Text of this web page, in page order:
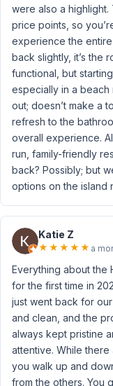
were also a
price points, so
experience the entire
back slightly, it’s the
functional, but
especially in a beach
out; doesn’t make a
refresh to the
overall experience.
run, family-friendly
back? Possibly; but
options on the island
Katie Z
★ ★ ★ ★ ★ a
Everything about the
for the first time in
just went back for
and clean, and the
always kept pristine
attentive. While
you walk up and
from the others. You